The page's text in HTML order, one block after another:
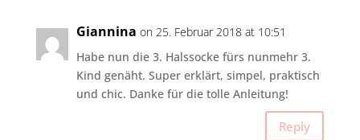
Giannina on 25. Februar 2018 at 10:51
Habe nun die 3. Halssocke fürs nunmehr 3.
Kind genäht. Super erklärt, simpel, praktisch
und chic. Danke für die tolle Anleitung!
Reply